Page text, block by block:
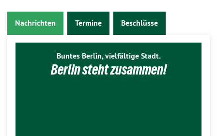
Nachrichten Termine Beschlüsse
Buntes Berlin, vielfältige Stadt.
Berlin steht zusammen!